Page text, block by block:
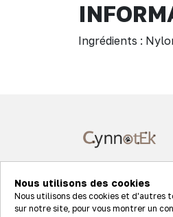
Ingrédients :
68127 STE
Nous utilisons des cookies
Nous utilisons des cookies et d'autres
sur notre site, pour vous montrer un